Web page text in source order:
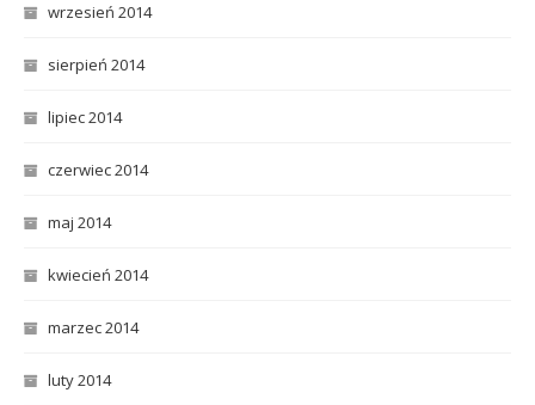
wrzesień 2014
sierpień 2014
lipiec 2014
czerwiec 2014
maj 2014
kwiecień 2014
marzec 2014
luty 2014